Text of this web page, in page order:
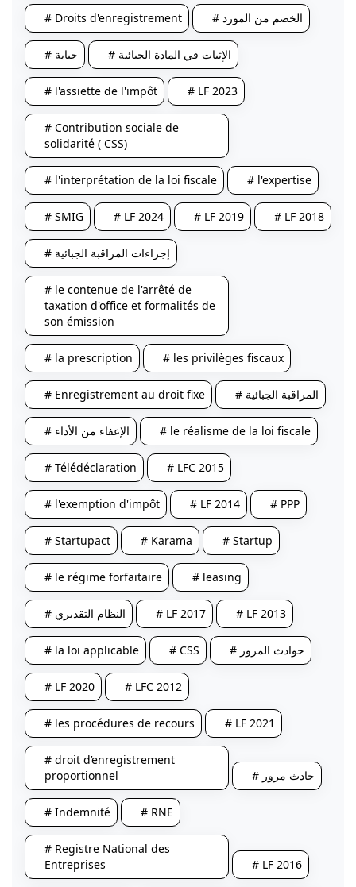
# Droits d'enregistrement # الخصم من المورد
# جباية # الإثبات في المادة الجبائية
# l'assiette de l'impôt # LF 2023
# Contribution sociale de
solidarité ( CSS)
# l'interprétation de la loi fiscale # l'expertise
# SMIG # LF 2024 # LF 2019 # LF 2018
# إجراءات المراقبة الجبائية
# le contenue de l'arrêté de
taxation d'office et formalités de
son émission
# la prescription # les privilèges fiscaux
# Enregistrement au droit fixe # المراقبة الجبائية
# الإعفاء من الأداء # le réalisme de la loi fiscale
# Télédéclaration # LFC 2015
# l'exemption d'impôt # LF 2014 # PPP
# Startupact # Karama # Startup
# le régime forfaitaire # leasing
# النظام التقديري # LF 2017 # LF 2013
# la loi applicable # CSS # حوادث المرور
# LF 2020 # LFC 2012
# les procédures de recours # LF 2021
# droit d’enregistrement
proportionnel
# حادث مرور
# Indemnité # RNE
# Registre National des
Entreprises
# LF 2016